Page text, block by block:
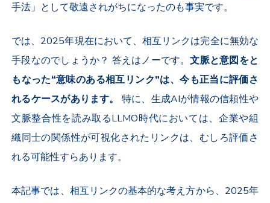
手法」として敬遠されがちになったのも事実です。
では、2025年現在において、相互リンクは完全に無効な
手段なのでしょうか？ 答えはノーです。文脈と意図をと
もなった“意味のある相互リンク”は、今も正当に評価さ
れるケースがあります。
特に、生成AIが情報の信頼性や
文脈整合性を読み取るLLMO時代においては、企業や組
織同士の関係性が可視化されたリンクは、むしろ評価さ
れる可能性すらあります。
本記事では、相互リンクの基本的な考え方から、2025年